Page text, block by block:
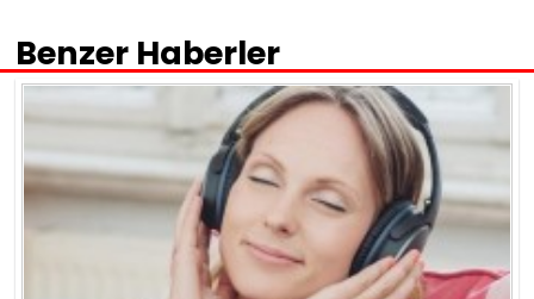
Benzer Haberler